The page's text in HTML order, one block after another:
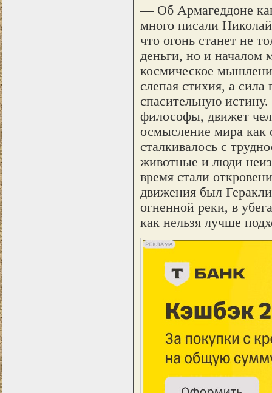
— Об Армагеддоне
много писали
что огонь станет не
деньги, но и началом
космическое
слепая стихия, а
спасительную
философы, движет
осмысление мира как
сталкивалось с
животные и люди
время стали
движения был
огненной реки, в
как нельзя лучше